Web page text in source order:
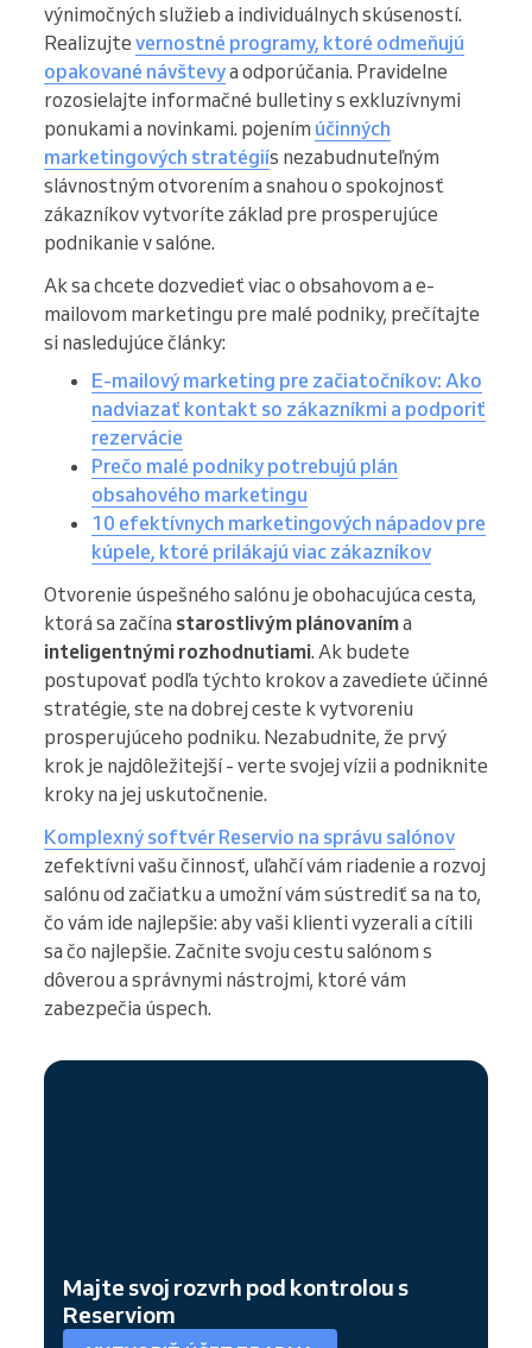
výnimočných služieb a individuálnych skúseností.
Realizujte vernostné programy, ktoré odmeňujú
opakované návštevya odporúčania. Pravidelne
rozosielajte informačné bulletiny s exkluzívnymi
ponukami a novinkami. pojením účinných
marketingových stratégiís nezabudnuteľným
slávnostným otvorením a snahou o spokojnosť
zákazníkov vytvoríte základ pre prosperujúce
podnikanie v salóne.
Ak sa chcete dozvedieť viac o obsahovom a e-
mailovom marketingu pre malé podniky, prečítajte
si nasledujúce články:
E-mailový marketing pre začiatočníkov: Ako
nadviazať kontakt so zákazníkmi a podporiť
rezervácie
Prečo malé podniky potrebujú plán
obsahového marketingu
10 efektívnych marketingových nápadov pre
kúpele, ktoré prilákajú viac zákazníkov
Otvorenie úspešného salónu je obohacujúca cesta,
ktorá sa začína starostlivým plánovaníma
inteligentnými rozhodnutiami. Ak budete
postupovať podľa týchto krokov a zavediete účinné
stratégie, ste na dobrej ceste k vytvoreniu
prosperujúceho podniku. Nezabudnite, že prvý
krok je najdôležitejší - verte svojej vízii a podniknite
kroky na jej uskutočnenie.
Komplexný softvér Reservio na správu salónov
zefektívni vašu činnosť, uľahčí vám riadenie a rozvoj
salónu od začiatku a umožní vám sústrediť sa na to,
čo vám ide najlepšie: aby vaši klienti vyzerali a cítili
sa čo najlepšie. Začnite svoju cestu salónom s
dôverou a správnymi nástrojmi, ktoré vám
zabezpečia úspech.
Majte svoj rozvrh pod kontrolou s
Reserviom